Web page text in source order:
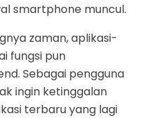
smartphone muncul.
zaman, aplikasi-
fungsi pun
Sebagai pengguna
ingin ketinggalan
terbaru yang lagi